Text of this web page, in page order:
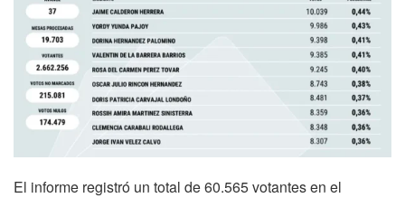
El informe registró un total de 60.565 votantes en el